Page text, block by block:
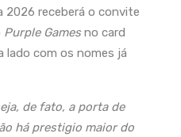
2026 receberá o convite
Purple Games no card
lado com os nomes já
de fato, a porta de
há prestigio maior do